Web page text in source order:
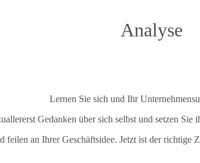
Analyse
Lernen Sie sich und Ihr
Gedanken über sich selbst und setzen Sie
feilen an Ihrer Geschäftsidee. Jetzt ist der